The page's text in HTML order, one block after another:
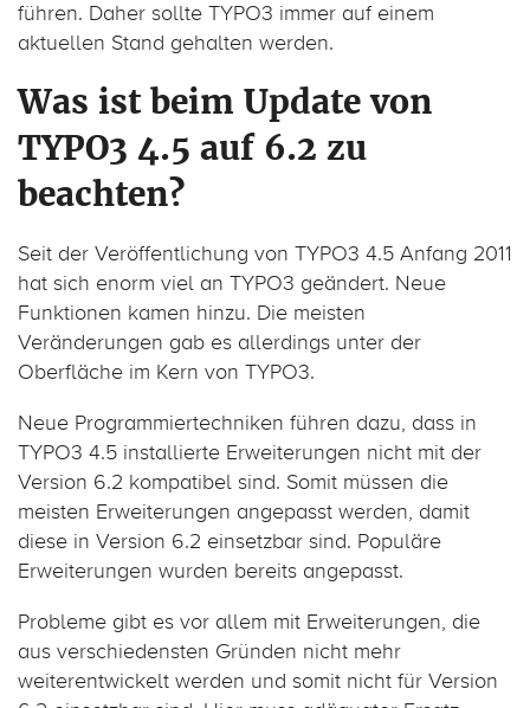
führen. Daher sollte TYPO3 immer auf einem
aktuellen Stand gehalten werden.
Was ist beim Update von
TYPO3 4.5 auf 6.2 zu
beachten?
Seit der Veröffentlichung von TYPO3 4.5 Anfang 2011
hat sich enorm viel an TYPO3 geändert. Neue
Funktionen kamen hinzu. Die meisten
Veränderungen gab es allerdings unter der
Oberfläche im Kern von TYPO3.
Neue Programmiertechniken führen dazu, dass in
TYPO3 4.5 installierte Erweiterungen nicht mit der
Version 6.2 kompatibel sind. Somit müssen die
meisten Erweiterungen angepasst werden, damit
diese in Version 6.2 einsetzbar sind. Populäre
Erweiterungen wurden bereits angepasst.
Probleme gibt es vor allem mit Erweiterungen, die
aus verschiedensten Gründen nicht mehr
weiterentwickelt werden und somit nicht für Version